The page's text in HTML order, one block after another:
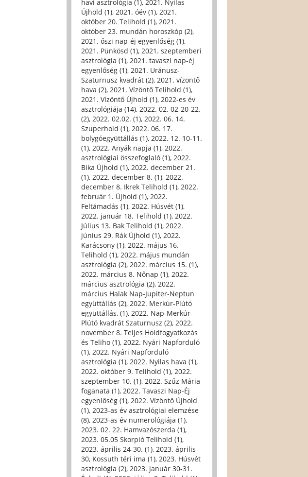
havi asztrológia (1), 2021. Nyilas
Újhold (1), 2021. óév (1), 2021.
október 20. Telihold (1), 2021.
október 23. mundán horoszkóp (2),
2021. őszi nap-éj egyenlőség (1),
2021. Pünkösd (1), 2021. szeptemberi
asztrológia (1), 2021. tavaszi nap-éj
egyenlőség (1), 2021. Uránusz-
Szaturnusz kvadrát (2), 2021. vízöntő
hava (2), 2021. Vízöntő Telihold (1),
2021. Vízöntő Újhold (1), 2022-es év
asztrológiája (14), 2022. 02. 02-20-22.
(2), 2022. 02.02. (1), 2022. 06. 14.
Szuperhold (1), 2022. 06. 17.
bolygóegyüttállás (1), 2022. 12. 10-11.
(1), 2022. Anyák napja (1), 2022.
asztrológiai összefoglaló (1), 2022.
Bika Újhold (1), 2022. december 21.
(1), 2022. december 8. (1), 2022.
december 8. Ikrek Telihold (1), 2022.
február 1. Újhold (1), 2022.
Feltámadás (1), 2022. Húsvét (1),
2022. január 18. Telihold (1), 2022.
Július 13. Bak Telihold (1), 2022.
június 29. Rák Újhold (1), 2022.
Karácsony (1), 2022. május 16.
Telihold (1), 2022. május mundán
asztrológia (2), 2022. március 15. (1),
2022. március 8. Nőnap (1), 2022.
március asztrológia (2), 2022.
március Halak Nap-Jupiter-Neptun
együttállás (2), 2022. Merkúr-Plútó
együttállás, (1), 2022. Nap-Merkúr-
Plútó kvadrát Szaturnusz (2), 2022.
november 8. Teljes Holdfogyatkozás
és Teliho (1), 2022. Nyári Napforduló
(1), 2022. Nyári Napforduló
asztrológia (1), 2022. Nyilas hava (1),
2022. október 9. Telihold (1), 2022.
szeptember 10. (1), 2022. Szűz Mária
foganata (1), 2022. Tavaszi Nap-Éj
egyenlőség (1), 2022. Vízöntő Újhold
(1), 2023-as év asztrológiai elemzése
(8), 2023-as év numerológiája (1),
2023. 02. 22. Hamvazószerda (1),
2023. 05.05 Skorpió Telihold (1),
2023. április 24-30. (1), 2023. április
30, Kossuth téri ima (1), 2023. Húsvét
asztrológia (2), 2023. január 30-31.